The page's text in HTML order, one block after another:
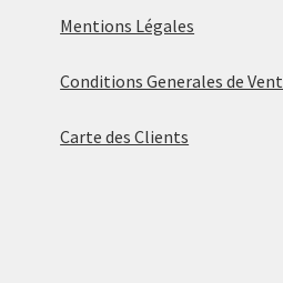
Mentions Légales
Conditions Generales de
Carte des Clients